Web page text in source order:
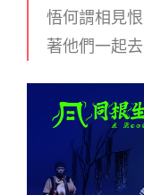
悟何謂相見
著他們一起